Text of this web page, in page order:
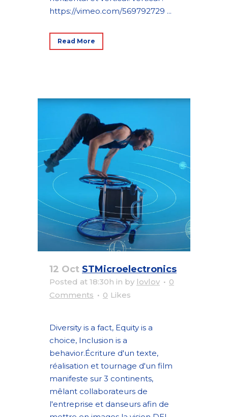
https://vimeo.com/569792729 ...
Read More
12 Oct STMicroelectronics
Posted at 18:30h in by lovlov
0
Comments
0 Likes
Diversity is a fact, Equity is a
choice, Inclusion is a
behavior.Écriture d'un texte,
réalisation et tournage d'un film
manifeste sur 3 continents,
mêlant collaborateurs de
l'entreprise et danseurs afin de